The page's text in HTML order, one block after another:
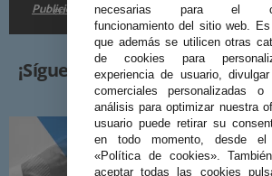
en la
Publicidad
¡Síguenos!
necesarias para el
funcionamiento del sitio web.
que además se utilicen otras
de cookies para
experiencia de usuario,
comerciales personalizadas o
análisis para optimizar nuestra
usuario puede retirar su
en todo momento, desde el
«Política de cookies».
aceptar todas las cookies